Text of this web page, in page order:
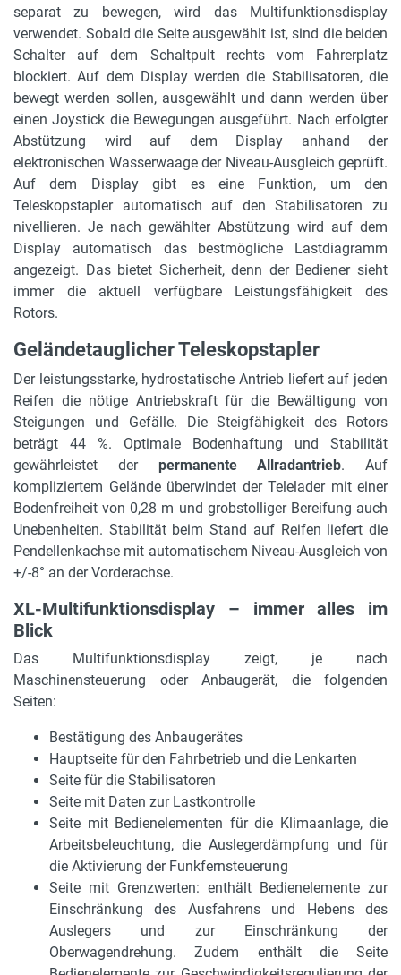
max. Reichweite
26 m
Niveauausgleich
automatisch
max. Steigfähigkeit in %
44 %
separat zu bewegen, wird das Multifunktionsdisplay
verwendet. Sobald die Seite ausgewählt ist, sind die beiden
Schalter auf dem Schaltpult rechts vom Fahrerplatz
blockiert. Auf dem Display werden die Stabilisatoren, die
bewegt werden sollen, ausgewählt und dann werden über
einen Joystick die Bewegungen ausgeführt. Nach erfolgter
Abstützung wird auf dem Display anhand der
elektronischen Wasserwaage der Niveau-Ausgleich geprüft.
Auf dem Display gibt es eine Funktion, um den
Teleskopstapler automatisch auf den Stabilisatoren zu
nivellieren. Je nach gewählter Abstützung wird auf dem
Display automatisch das bestmögliche Lastdiagramm
angezeigt. Das bietet Sicherheit, denn der Bediener sieht
immer die aktuell verfügbare Leistungsfähigkeit des
Rotors.
Geländetauglicher Teleskopstapler
Der leistungsstarke, hydrostatische Antrieb liefert auf jeden
Reifen die nötige Antriebskraft für die Bewältigung von
Steigungen und Gefälle. Die Steigfähigkeit des Rotors
beträgt 44 %. Optimale Bodenhaftung und Stabilität
gewährleistet der permanente Allradantrieb. Auf
kompliziertem Gelände überwindet der Telelader mit einer
Bodenfreiheit von 0,28 m und grobstolliger Bereifung auch
Unebenheiten. Stabilität beim Stand auf Reifen liefert die
Pendellenkachse mit automatischem Niveau-Ausgleich von
+/-8° an der Vorderachse.
XL-Multifunktionsdisplay – immer alles im
Blick
Das Multifunktionsdisplay zeigt, je nach
Maschinensteuerung oder Anbaugerät, die folgenden
Seiten:
Bestätigung des Anbaugerätes
Hauptseite für den Fahrbetrieb und die Lenkarten
Seite für die Stabilisatoren
Seite mit Daten zur Lastkontrolle
Seite mit Bedienelementen für die Klimaanlage, die
Arbeitsbeleuchtung, die Auslegerdämpfung und für
die Aktivierung der Funkfernsteuerung
Seite mit Grenzwerten: enthält Bedienelemente zur
Einschränkung des Ausfahrens und Hebens des
Auslegers und zur Einschränkung der
Oberwagendrehung. Zudem enthält die Seite